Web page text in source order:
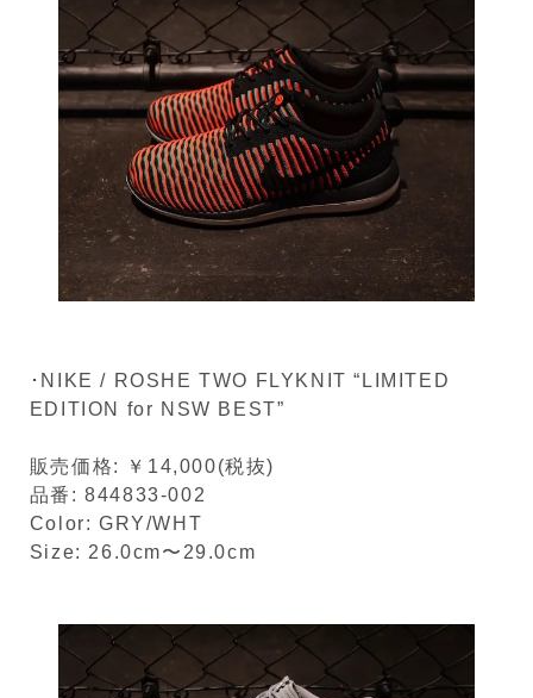
･NIKE / ROSHE TWO FLYKNIT “LIMITED
EDITION for NSW BEST”
販売価格: ￥14,000(税抜)
品番: 844833-002
Color: GRY/WHT
Size: 26.0cm〜29.0cm